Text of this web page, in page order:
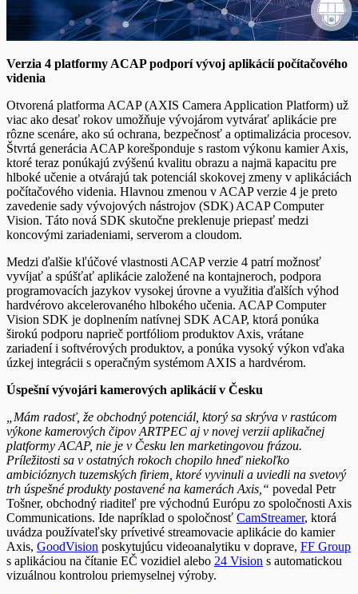
Verzia 4 platformy ACAP podporí vývoj aplikácií počítačového
videnia
Otvorená platforma ACAP (AXIS Camera Application Platform) už
viac ako desať rokov umožňuje vývojárom vytvárať aplikácie pre
rôzne scenáre, ako sú ochrana, bezpečnosť a optimalizácia procesov.
Štvrtá generácia ACAP korešponduje s rastom výkonu kamier Axis,
ktoré teraz ponúkajú zvýšenú kvalitu obrazu a najmä kapacitu pre
hlboké učenie a otvárajú tak potenciál skokovej zmeny v aplikáciách
počítačového videnia. Hlavnou zmenou v ACAP verzie 4 je preto
zavedenie sady vývojových nástrojov (SDK) ACAP Computer
Vision. Táto nová SDK skutočne preklenuje priepasť medzi
koncovými zariadeniami, serverom a cloudom.
Medzi ďalšie kľúčové vlastnosti ACAP verzie 4 patrí možnosť
vyvíjať a spúšťať aplikácie založené na kontajneroch, podpora
programovacích jazykov vysokej úrovne a využitia ďalších výhod
hardvérovo akcelerovaného hlbokého učenia. ACAP Computer
Vision SDK je doplnením natívnej SDK ACAP, ktorá ponúka
širokú podporu naprieč portfóliom produktov Axis, vrátane
zariadení i softvérových produktov, a ponúka vysoký výkon vďaka
úzkej integrácii s operačným systémom AXIS a hardvérom.
Úspešní vývojári kamerových aplikácií v Česku
„Mám radosť, že obchodný potenciál, ktorý sa skrýva v rastúcom
výkone kamerových čipov ARTPEC aj v novej verzii aplikačnej
platformy ACAP, nie je v Česku len marketingovou frázou.
Príležitosti sa v ostatných rokoch chopilo hneď niekoľko
ambicióznych tuzemských firiem, ktoré vyvinuli a uviedli na svetový
trh úspešné produkty postavené na kamerách Axis,“ povedal Petr
Tošner, obchodný riaditeľ pre východnú Európu zo spoločnosti Axis
Communications. Ide napríklad o spoločnosť CamStreamer, ktorá
uvádza používateľsky prívetivé streamovacie aplikácie do kamier
Axis, GoodVision poskytujúcu videoanalytiku v doprave, FF Group
s aplikáciou na čítanie EČ vozidiel alebo 24 Vision s automatickou
vizuálnou kontrolou priemyselnej výroby.